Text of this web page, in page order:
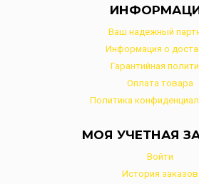
Ваш надежный
Информация о
Гарантийная
Оплата товара
Политика
МОЯ УЧЕТНАЯ
Войти
История заказов